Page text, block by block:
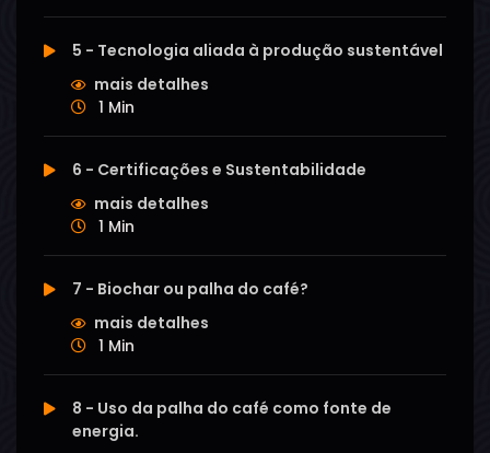
5 - Tecnologia aliada à produção sustentável
mais detalhes
1 Min
6 - Certificações e Sustentabilidade
mais detalhes
1 Min
7 - Biochar ou palha do café?
mais detalhes
1 Min
8 - Uso da palha do café como fonte de
energia.